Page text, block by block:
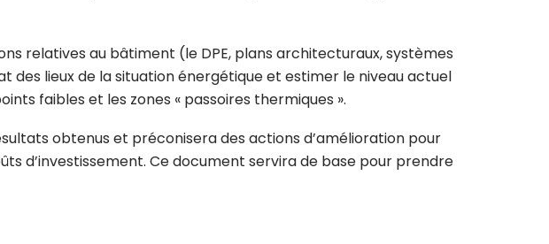
relatives au bâtiment (le DPE, plans architecturaux, systèmes
lieux de la situation énergétique et estimer le niveau actuel
faibles et les zones « passoires thermiques ».
obtenus et préconisera des actions d’amélioration pour
d’investissement. Ce document servira de base pour prendre